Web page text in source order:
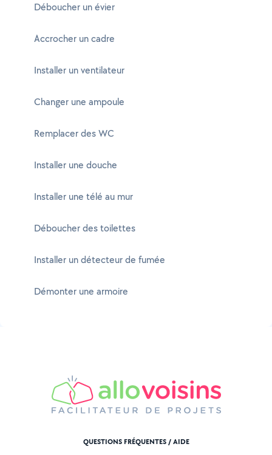
Déboucher un évier
Accrocher un cadre
Installer un ventilateur
Changer une ampoule
Remplacer des WC
Installer une douche
Installer une télé au mur
Déboucher des toilettes
Installer un détecteur de fumée
Démonter une armoire
QUESTIONS FRÉQUENTES / AIDE